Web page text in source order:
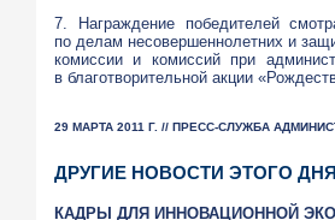
7. Награждение победителей
по делам несовершеннолетних и
комиссии и комиссий при
в благотворительной акции
29 МАРТА 2011 Г. // ПРЕСС-СЛУЖБА
ДРУГИЕ НОВОСТИ ЭТОГО
КАДРЫ ДЛЯ ИННОВАЦИОННОЙ